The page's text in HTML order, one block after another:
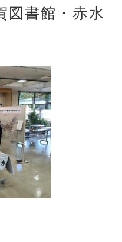
書館・赤水